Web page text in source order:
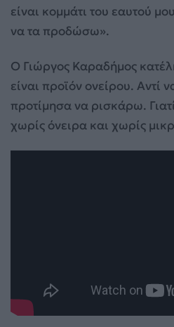
είναι κομμάτι του εαυτού
να τα προδώσω».
Ο Γιώργος Καραδήμος
είναι προϊόν ονείρου. Αντί
προτίμησα να ρισκάρω.
χωρίς όνειρα και χωρίς